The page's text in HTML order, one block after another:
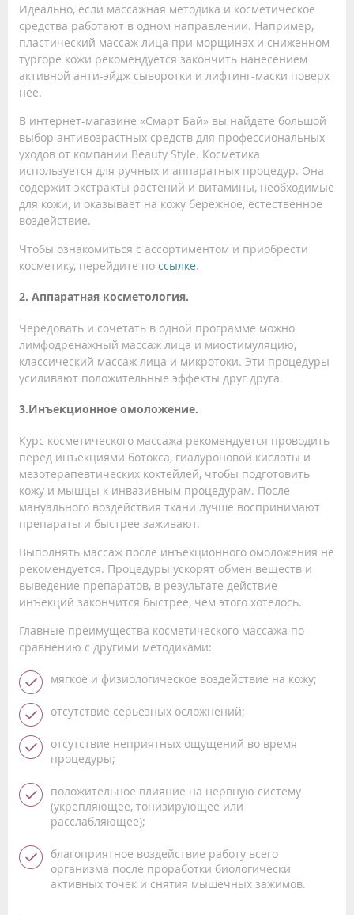
Идеально, если массажная методика и косметическое
средства работают в одном направлении. Например,
пластический массаж лица при морщинах и сниженном
тургоре кожи рекомендуется закончить нанесением
активной анти-эйдж сыворотки и лифтинг-маски поверх
нее.
В интернет-магазине «Смарт Бай» вы найдете большой
выбор антивозрастных средств для профессиональных
уходов от компании Beauty Style. Косметика
используется для ручных и аппаратных процедур. Она
содержит экстракты растений и витамины, необходимые
для кожи, и оказывает на кожу бережное, естественное
воздействие.
Чтобы ознакомиться с ассортиментом и приобрести
косметику, перейдите по ссылке.
2. Аппаратная косметология.
Чередовать и сочетать в одной программе можно
лимфодренажный массаж лица и миостимуляцию,
классический массаж лица и микротоки. Эти процедуры
усиливают положительные эффекты друг друга.
3.Инъекционное омоложение.
Курс косметического массажа рекомендуется проводить
перед инъекциями ботокса, гиалуроновой кислоты и
мезотерапевтических коктейлей, чтобы подготовить
кожу и мышцы к инвазивным процедурам. После
мануального воздействия ткани лучше воспринимают
препараты и быстрее заживают.
Выполнять массаж после инъекционного омоложения не
рекомендуется. Процедуры ускорят обмен веществ и
выведение препаратов, в результате действие
инъекций закончится быстрее, чем этого хотелось.
Главные преимущества косметического массажа по
сравнению с другими методиками:
мягкое и физиологическое воздействие на кожу;
отсутствие серьезных осложнений;
отсутствие неприятных ощущений во время
процедуры;
положительное влияние на нервную систему
(укрепляющее, тонизирующее или
расслабляющее);
благоприятное воздействие работу всего
организма после проработки биологически
активных точек и снятия мышечных зажимов.